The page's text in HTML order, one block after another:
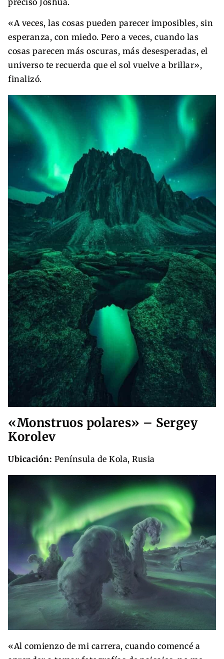
precisó Joshua.
«A veces, las cosas pueden parecer imposibles, sin
esperanza, con miedo. Pero a veces, cuando las
cosas parecen más oscuras, más desesperadas, el
universo te recuerda que el sol vuelve a brillar»,
finalizó.
«Monstruos polares» – Sergey
Korolev
Ubicación: Península de Kola, Rusia
«Al comienzo de mi carrera, cuando comencé a